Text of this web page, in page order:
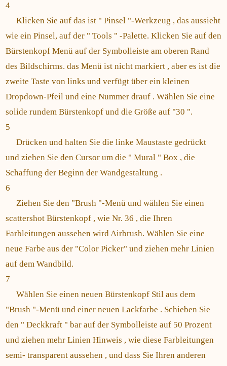
4
Klicken Sie auf das ist " Pinsel "-Werkzeug , das aussieht
wie ein Pinsel, auf der " Tools " -Palette. Klicken Sie auf den
Bürstenkopf Menü auf der Symbolleiste am oberen Rand
des Bildschirms. das Menü ist nicht markiert , aber es ist die
zweite Taste von links und verfügt über ein kleinen
Dropdown-Pfeil und eine Nummer drauf . Wählen Sie eine
solide rundem Bürstenkopf und die Größe auf "30 ".
5
Drücken und halten Sie die linke Maustaste gedrückt
und ziehen Sie den Cursor um die " Mural " Box , die
Schaffung der Beginn der Wandgestaltung .
6
Ziehen Sie den "Brush "-Menü und wählen Sie einen
scattershot Bürstenkopf , wie Nr. 36 , die Ihren
Farbleitungen aussehen wird Airbrush. Wählen Sie eine
neue Farbe aus der "Color Picker" und ziehen mehr Linien
auf dem Wandbild.
7
Wählen Sie einen neuen Bürstenkopf Stil aus dem
"Brush "-Menü und einer neuen Lackfarbe . Schieben Sie
den " Deckkraft " bar auf der Symbolleiste auf 50 Prozent
und ziehen mehr Linien Hinweis , wie diese Farbleitungen
semi- transparent aussehen , und dass Sie Ihren anderen